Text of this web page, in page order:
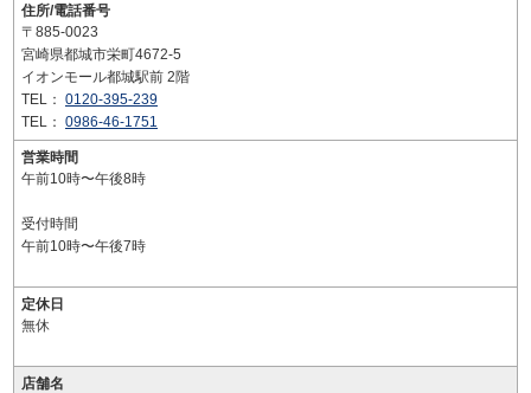
住所/電話番号
〒885-0023
宮崎県都城市栄町4672-5
イオンモール都城駅前 2階
TEL： 0120-395-239
TEL： 0986-46-1751
営業時間
午前10時〜午後8時
受付時間
午前10時〜午後7時
定休日
無休
店舗名